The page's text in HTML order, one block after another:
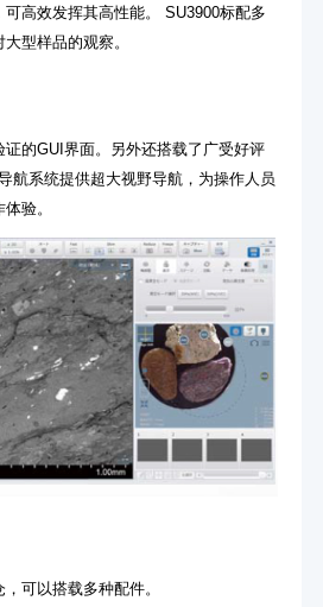
高效发挥其高性能。 SU3900标配多
型样品的观察。
的GUI界面。另外还搭载了广受好评
航系统提供超大视野导航，为操作人员
验。
可以搭载多种配件。